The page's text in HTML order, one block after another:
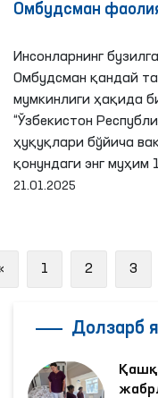
Омбудсман
Инсонларнинг
Омбудсман қандай
мумкинлиги ҳақида
“Ўзбекистон
ҳуқуқлари бўйича
қонундаги энг
21.01.2025
Previous
1 2 3
Долзарб